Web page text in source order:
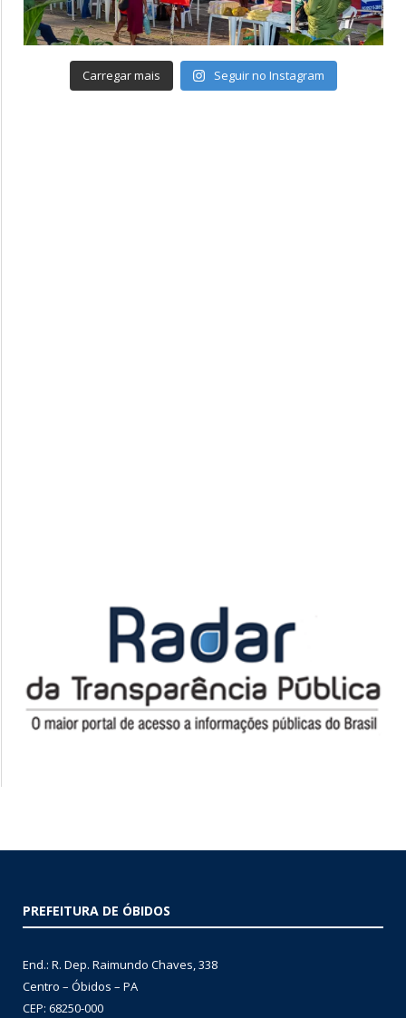
Carregar mais Seguir no Instagram
PREFEITURA DE ÓBIDOS
End.: R. Dep. Raimundo Chaves, 338
Centro – Óbidos – PA
CEP: 68250-000